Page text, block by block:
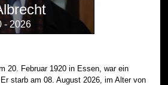
- 2026
20. Februar 1920 in Essen, war ein
starb am 08. August 2026, im Alter von